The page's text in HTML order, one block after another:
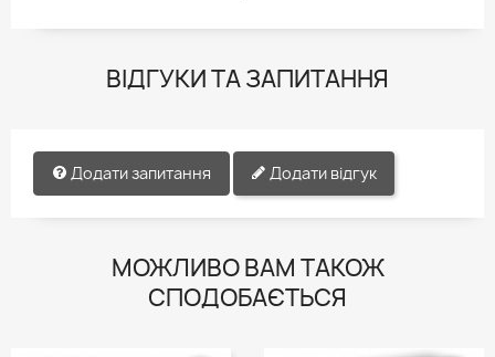
ВІДГУКИ ТА ЗАПИТАННЯ
Додати запитання Додати відгук
МОЖЛИВО ВАМ ТАКОЖ
СПОДОБАЄТЬСЯ